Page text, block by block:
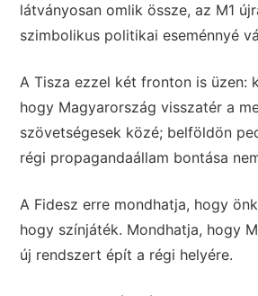
látványosan omlik össze, az M1
szimbolikus politikai eseménnyé
A Tisza ezzel két fronton is üzen:
hogy Magyarország visszatér a
szövetségesek közé; belföldön
régi propagandaállam bontása
A Fidesz erre mondhatja, hogy
hogy színjáték. Mondhatja, hogy
új rendszert épít a régi helyére.